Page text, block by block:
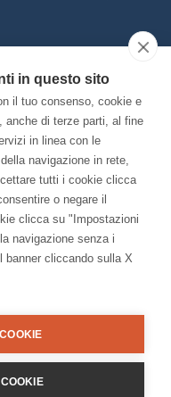
in questo sito
il tuo consenso, cookie e
anche di terze parti, al fine
in linea con le
navigazione in rete,
tutti i cookie clicca
o negare il
clicca su "Impostazioni
navigazione senza i
banner cliccando sulla X